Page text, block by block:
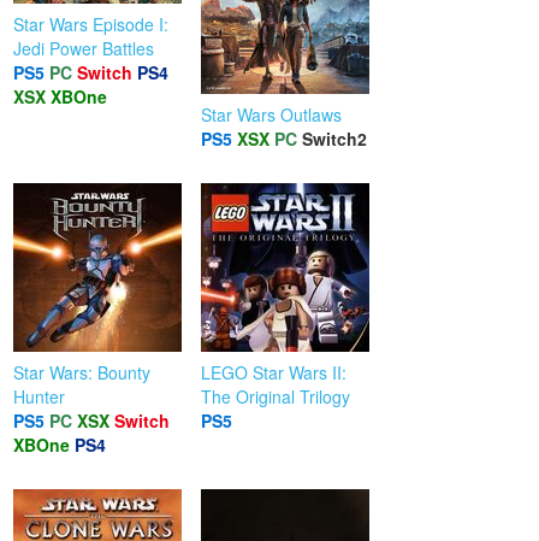
Star Wars Episode I:
Jedi Power Battles
PS5 PC Switch PS4
XSX XBOne
Star Wars Outlaws
PS5 XSX PC Switch2
Star Wars: Bounty
Hunter
PS5 PC XSX Switch
XBOne PS4
LEGO Star Wars II:
The Original Trilogy
PS5